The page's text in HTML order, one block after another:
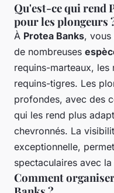
Qu'est-ce qui rend
pour les plongeurs
À Protea Banks,
de nombreuses
requins-marteaux, les
requins-tigres. Les
profondes, avec des
qui les rend plus
chevronnés. La
exceptionnelle,
spectaculaires avec
Comment